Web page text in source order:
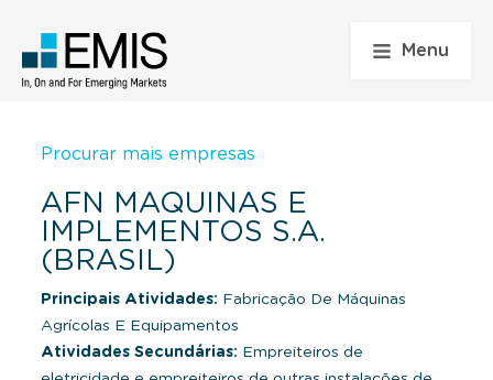
Menu
Procurar mais empresas
AFN MAQUINAS E
IMPLEMENTOS S.A.
(BRASIL)
Principais Atividades: Fabricação De Máquinas
Agrícolas E Equipamentos
Atividades Secundárias: Empreiteiros de